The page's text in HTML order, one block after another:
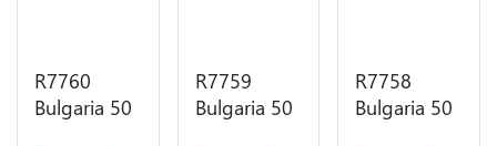
R7760
Bulgaria 50
R7759
Bulgaria 50
R7758
Bulgaria 50